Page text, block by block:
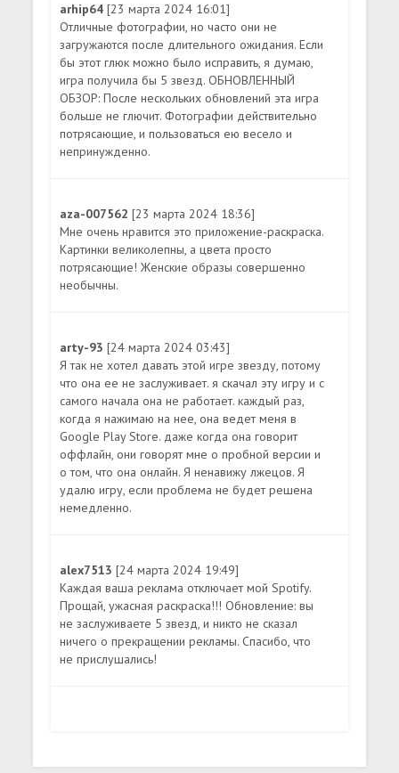
arhip64[23 марта 2024 16:01]
Отличные фотографии, но часто они не
загружаются после длительного ожидания. Если
бы этот глюк можно было исправить, я думаю,
игра получила бы 5 звезд. ОБНОВЛЕННЫЙ
ОБЗОР: После нескольких обновлений эта игра
больше не глючит. Фотографии действительно
потрясающие, и пользоваться ею весело и
непринужденно.
aza-007562[23 марта 2024 18:36]
Мне очень нравится это приложение-раскраска.
Картинки великолепны, а цвета просто
потрясающие! Женские образы совершенно
необычны.
arty-93[24 марта 2024 03:43]
Я так не хотел давать этой игре звезду, потому
что она ее не заслуживает. я скачал эту игру и с
самого начала она не работает. каждый раз,
когда я нажимаю на нее, она ведет меня в
Google Play Store. даже когда она говорит
оффлайн, они говорят мне о пробной версии и
о том, что она онлайн. Я ненавижу лжецов. Я
удалю игру, если проблема не будет решена
немедленно.
alex7513[24 марта 2024 19:49]
Каждая ваша реклама отключает мой Spotify.
Прощай, ужасная раскраска!!! Обновление: вы
не заслуживаете 5 звезд, и никто не сказал
ничего о прекращении рекламы. Спасибо, что
не прислушались!